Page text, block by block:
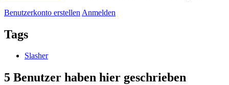
Benutzerkonto erstellen Anmelden
Tags
Slasher
5 Benutzer haben hier geschrieben